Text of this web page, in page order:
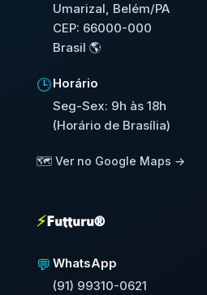
Umarizal, Belém/PA
CEP: 66000-000
Brasil 🌎
🕒Horário
Seg-Sex: 9h às 18h
(Horário de Brasília)
🗺️ Ver no Google Maps →
⚡Futturu®
💬 WhatsApp
(91) 99310-0621